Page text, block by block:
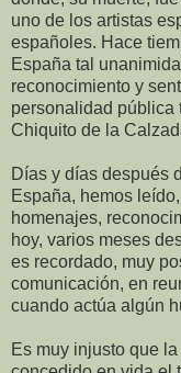
uno de los artistas
españoles. Hace
España tal
reconocimiento y
personalidad pública
Chiquito de la
Días y días después
España, hemos
homenajes,
hoy, varios meses
es recordado, muy
comunicación, en
cuando actúa algún
Es muy injusto que